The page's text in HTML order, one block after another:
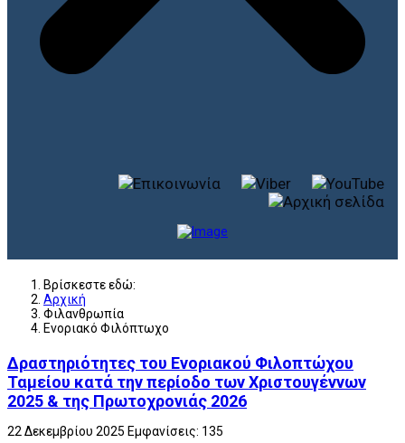
Βρίσκεστε εδώ:
Αρχική
Φιλανθρωπία
Ενοριακό Φιλόπτωχο
Δραστηριότητες του Ενοριακού Φιλοπτώχου
Ταμείου κατά την περίοδο των Χριστουγέννων
2025 & της Πρωτοχρονιάς 2026
22 Δεκεμβρίου 2025 Εμφανίσεις: 135